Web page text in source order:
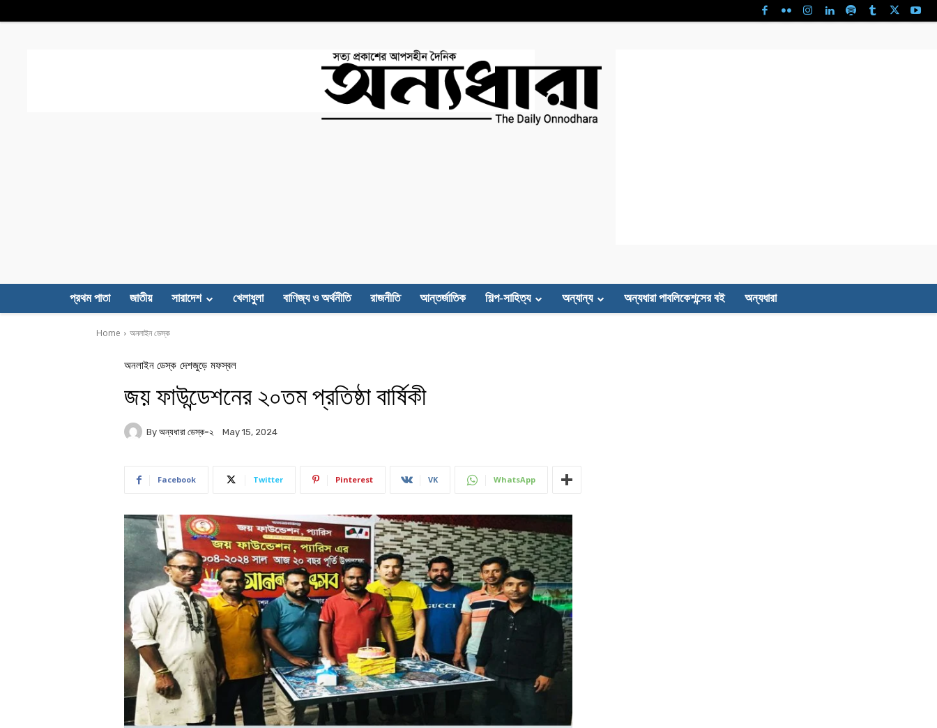
প্রথম পাতা জাতীয় সারাদেশ খেলাধুলা বাণিজ্য ও অর্থনীতি রাজনীতি আন্তর্জাতিক শিল্প-সাহিত্য অন্যান্য অন্যধারা পাবলিকেশন্সের বই অন্যধারা
Home অনলাইন ডেস্ক
অনলাইন ডেস্ক দেশজুড়ে মফস্বল
জয় ফাউন্ডেশনের ২০তম প্রতিষ্ঠা বার্ষিকী
By অন্যধারা ডেস্ক-২ May 15, 2024
Facebook Twitter Pinterest VK WhatsApp